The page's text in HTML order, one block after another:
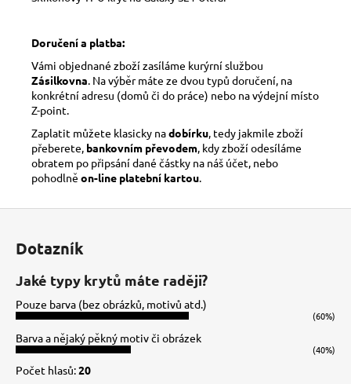
Doručení a platba:
Vámi objednané zboží zasíláme kurýrní službou
Zásilkovna . Na výběr máte ze dvou typů doručení, na
konkrétní adresu (domů či do práce) nebo na výdejní místo
Z-point.
Zaplatit můžete klasicky nadobírku , tedy jakmile zboží
přeberete, bankovním převodem , kdy zboží odesíláme
obratem po připsání dané částky na náš účet, nebo
pohodlně on-line platební kartou
Dotazník
Jaké typy krytů máte raději?
Pouze barva (bez obrázků, motivů atd.)
(60%)
Barva a nějaký pěkný motiv či obrázek
(40%)
Počet hlasů:20